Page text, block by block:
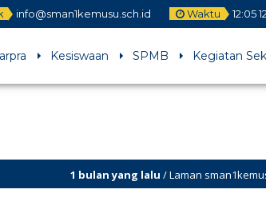
info@sman1kemusu.sch.id Waktu 12:0512
Kesiswaan SPMB Kegiatan
1 bulan yang lalu/ Laman